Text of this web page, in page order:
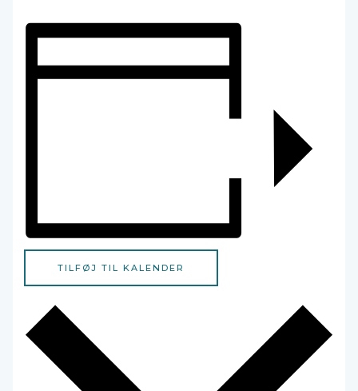
TILFØJ TIL KALENDER